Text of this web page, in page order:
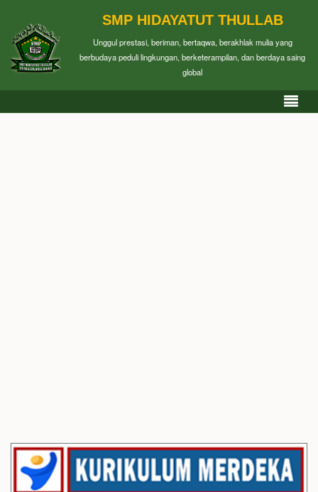
SMP HIDAYATUT THULLAB
Unggul prestasi, beriman, bertaqwa, berakhlak mulia yang
berbudaya peduli lingkungan, berketerampilan, dan berdaya saing
global